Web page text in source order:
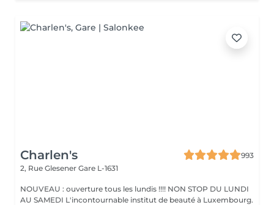
Charlen's
993
2, Rue Glesener Gare L-1631
NOUVEAU : ouverture tous les lundis !!!! NON STOP DU LUNDI
AU SAMEDI L'incontournable institut de beauté à Luxembourg.